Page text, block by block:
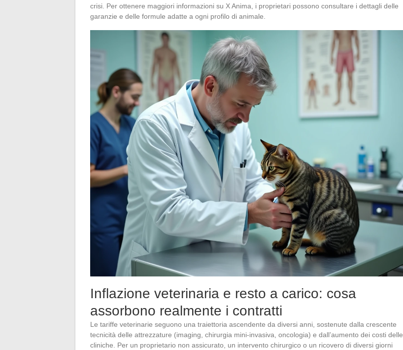
crisi. Per ottenere maggiori informazioni su X Anima, i proprietari possono consultare i dettagli delle
garanzie e delle formule adatte a ogni profilo di animale.
Inflazione veterinaria e resto a carico: cosa
assorbono realmente i contratti
Le tariffe veterinarie seguono una traiettoria ascendente da diversi anni, sostenute dalla crescente
tecnicità delle attrezzature (imaging, chirurgia mini-invasiva, oncologia) e dall’aumento dei costi delle
cliniche. Per un proprietario non assicurato, un intervento chirurgico o un ricovero di diversi giorni